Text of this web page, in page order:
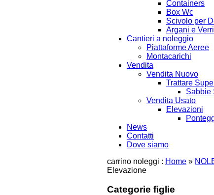
Containers
Box Wc
Scivolo per
Argani e
Cantieri a noleggio
Piattaforme Aeree
Montacarichi
Vendita
Vendita Nuovo
Trattare
Sabbie
Vendita Usato
Elevazioni
News
Contatti
Dove siamo
carrino noleggi : Home »
Elevazione
Categorie figlie